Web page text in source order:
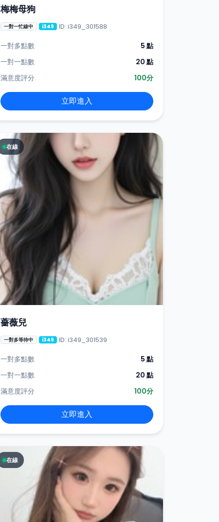
梅梅母狗
一對一忙線中 i349 ID: i349_301588
一對多點數
5 點
一對一點數
20 點
滿意度評分
100分
立即進入
在線
薔薇兒
一對多等待中 i349 ID: i349_301539
一對多點數
5 點
一對一點數
20 點
滿意度評分
100分
立即進入
在線